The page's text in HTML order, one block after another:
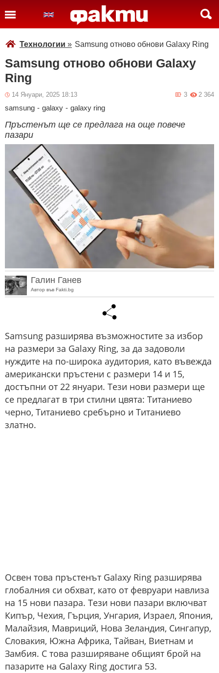
Технологии » Samsung отново обнови Galaxy Ring
Samsung отново обнови Galaxy
Ring
14 Януари, 2025 18:13 2 364
3
samsung - galaxy - galaxy ring
Пръстенът ще се предлага на още повече
пазари
Галин Ганев
Автор във Fakti.bg
Samsung разширява възможностите за избор
на размери за Galaxy Ring, за да задоволи
нуждите на по-широка аудитория, като въвежда
американски пръстени с размери 14 и 15,
достъпни от 22 януари. Тези нови размери ще
се предлагат в три стилни цвята: Титаниево
черно, Титаниево сребърно и Титаниево
златно.
Освен това пръстенът Galaxy Ring разширява
глобалния си обхват, като от февруари навлиза
на 15 нови пазара. Тези нови пазари включват
Кипър, Чехия, Гърция, Унгария, Израел, Япония,
Малайзия, Мавриций, Нова Зеландия, Сингапур,
Словакия, Южна Африка, Тайван, Виетнам и
Замбия. С това разширяване общият брой на
пазарите на Galaxy Ring достига 53.